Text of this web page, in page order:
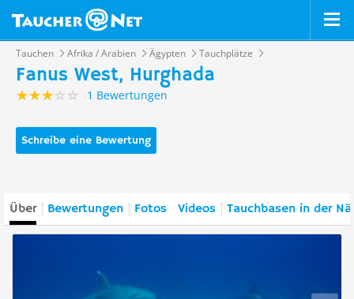
Tauchen Afrika / Arabien Ägypten Tauchplätze
Fanus West, Hurghada
1 Bewertungen
Schreibe eine Bewertung
Über Bewertungen Fotos Videos Tauchbasen in der